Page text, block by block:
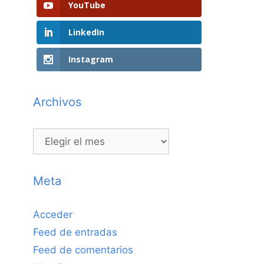
YouTube
LinkedIn
Instagram
Archivos
Archivos
Meta
Acceder
Feed de entradas
Feed de comentarios